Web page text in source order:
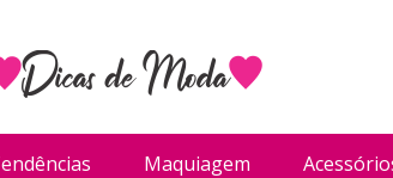
Maquiagem